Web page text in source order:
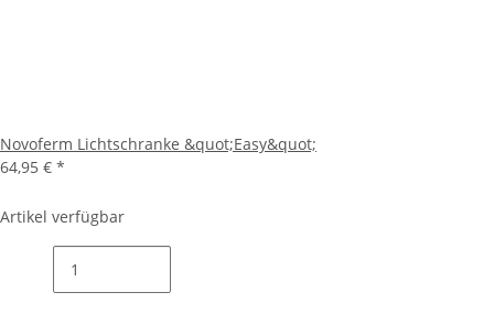
Novoferm Lichtschranke &quot;Easy&quot;
64,95 € *
Artikel verfügbar